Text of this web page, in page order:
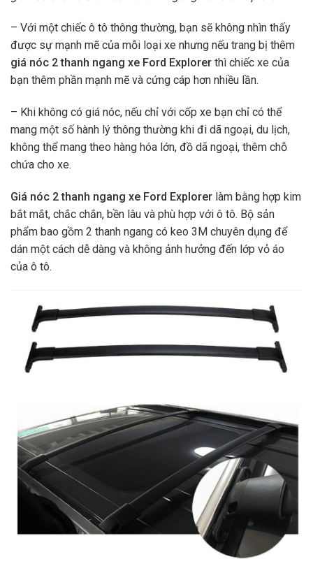
– Với một chiếc ô tô thông thường, bạn sẽ không nhìn thấy
được sự mạnh mẽ của mỗi loại xe nhưng nếu trang bị thêm
giá nóc 2 thanh ngang xe Ford Explorer thì chiếc xe của
bạn thêm phần mạnh mẽ và cứng cáp hơn nhiều lần.
– Khi không có giá nóc, nếu chỉ với cốp xe bạn chỉ có thể
mang một số hành lý thông thường khi đi dã ngoại, du lịch,
không thể mang theo hàng hóa lớn, đồ dã ngoại, thêm chỗ
chứa cho xe.
Giá nóc 2 thanh ngang xe Ford Explorer làm bằng hợp kim
bắt mắt, chắc chắn, bền lâu và phù hợp với ô tô. Bộ sản
phẩm bao gồm 2 thanh ngang có keo 3M chuyên dụng để
dán một cách dễ dàng và không ảnh hưởng đến lớp vỏ áo
của ô tô.